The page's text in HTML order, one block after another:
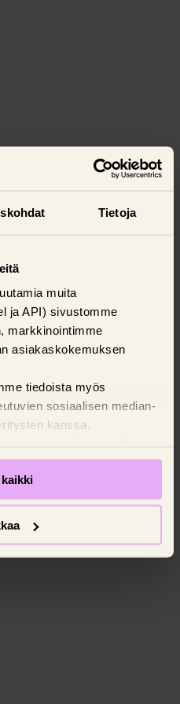
Tietoja
muita
ja API) sivustomme
markkinointimme
asiakaskokemuksen
tiedoista myös
sosiaalisen median-
kanssa.
yritysten palveluita.
käyttöön.